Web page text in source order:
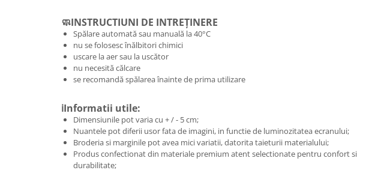
🧼INSTRUCTIUNI DE INTREȚINERE
Spălare automată sau manuală la 40°C
nu se folosesc înălbitori chimici
uscare la aer sau la uscător
nu necesită călcare
se recomandă spălarea înainte de prima utilizare
ℹ️Informatii utile:
Dimensiunile pot varia cu + / - 5 cm;
Nuantele pot diferii usor fata de imagini, in functie de luminozitatea ecranului;
Broderia si marginile pot avea mici variatii, datorita taieturii materialului;
Produs confectionat din materiale premium atent selectionate pentru confort si
durabilitate;